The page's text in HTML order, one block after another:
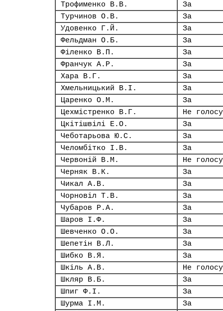
Трофименко В.В.
За
Турчинов О.В.
За
Удовенко Г.Й.
За
Фельдман О.Б.
За
Філенко В.П.
За
Франчук А.Р.
За
Хара В.Г.
За
Хмельницький В.І.
За
Царенко О.М.
За
Цехмістренко В.Г.
Не
Цкітішвілі Е.О.
За
Чеботарьова Ю.С.
За
Челомбітко І.В.
За
Червоній В.М.
Не
Черняк В.К.
За
Чикал А.В.
За
Чорновіл Т.В.
За
Чубаров Р.А.
За
Шаров І.Ф.
За
Шевченко О.О.
За
Шепетін В.Л.
За
Шибко В.Я.
За
Шкіль А.В.
Не
Шкляр В.Б.
За
Шпиг Ф.І.
За
Шурма І.М.
За